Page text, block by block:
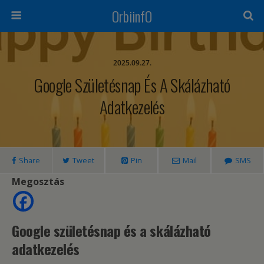
OrbiinfO
2025.09.27.
Google Születésnap És A Skálázható
Adatkezelés
Share Tweet Pin Mail SMS
Megosztás
Google születésnap és a skálázható
adatkezelés